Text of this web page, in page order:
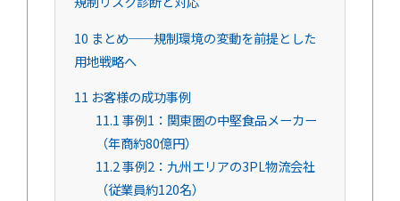
10 まとめ──規制環境の変動を前提とした
用地戦略へ
11 お客様の成功事例
11.1事例1：関東圏の中堅食品メーカー
（年商約80億円）
11.2事例2：九州エリアの3PL物流会社
（従業員約120名）